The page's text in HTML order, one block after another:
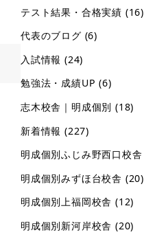
テスト結果・合格実績 (16)
代表のブログ (6)
入試情報 (24)
勉強法・成績UP (6)
志木校舎｜明成個別 (18)
新着情報 (227)
明成個別ふじみ野西口校舎
明成個別みずほ台校舎 (20)
明成個別上福岡校舎 (12)
明成個別新河岸校舎 (20)